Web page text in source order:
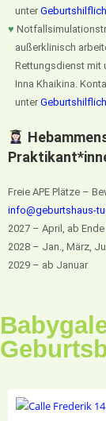
unter
♥
außerklinisch
Rettungsdienst mit
Inna Khaikina.
unter
Freie APE Plätze –
info@geburtshaus-
2027 – April, ab
2028 – Jan., März,
2029 – ab Januar